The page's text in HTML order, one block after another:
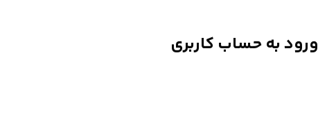
ورود به حساب کاربری